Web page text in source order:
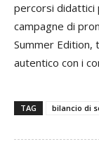
percorsi didattici
campagne di
Summer Edition,
autentico con i
TAG bilancio di